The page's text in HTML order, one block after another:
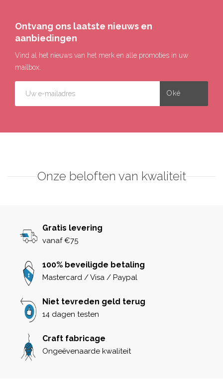
Ontvang ons laatste nieuws en
aanbiedingen
Vind al het nieuws van het merk en alle promoties in uw
mailbox.
Onze beloften van kwaliteit
Gratis levering
vanaf €75
100% beveiligde betaling
Mastercard / Visa / Paypal
Niet tevreden geld terug
14 dagen testen
Craft fabricage
Ongeëvenaarde kwaliteit